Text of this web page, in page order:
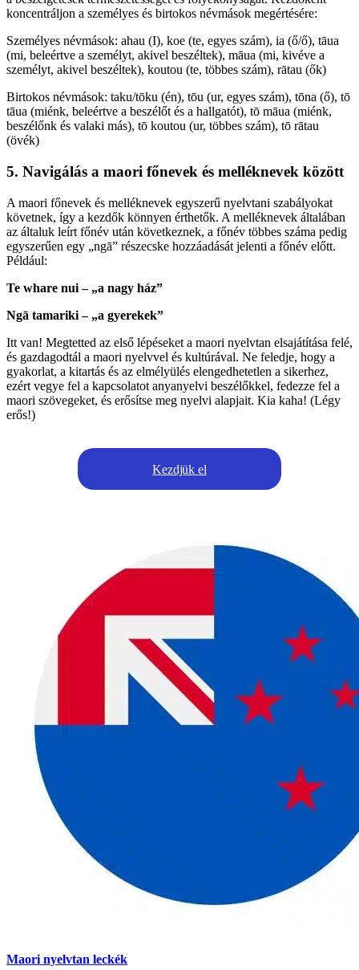
koncentráljon a személyes és birtokos névmások megértésére:
Személyes névmások: ahau (I), koe (te, egyes szám), ia (ő/ő), tāua
(mi, beleértve a személyt, akivel beszéltek), māua (mi, kivéve a
személyt, akivel beszéltek), koutou (te, többes szám), rātau (ők)
Birtokos névmások: taku/tōku (én), tōu (ur, egyes szám), tōna (ő), tō
tāua (miénk, beleértve a beszélőt és a hallgatót), tō māua (miénk,
beszélőnk és valaki más), tō koutou (ur, többes szám), tō rātau
(övék)
5. Navigálás a maori főnevek és melléknevek között
A maori főnevek és melléknevek egyszerű nyelvtani szabályokat
követnek, így a kezdők könnyen érthetők. A melléknevek általában
az általuk leírt főnév után következnek, a főnév többes száma pedig
egyszerűen egy „ngā” részecske hozzáadását jelenti a főnév előtt.
Például:
Te whare nui – „a nagy ház”
Ngā tamariki – „a gyerekek”
Itt van! Megtetted az első lépéseket a maori nyelvtan elsajátítása felé,
és gazdagodtál a maori nyelvvel és kultúrával. Ne feledje, hogy a
gyakorlat, a kitartás és az elmélyülés elengedhetetlen a sikerhez,
ezért vegye fel a kapcsolatot anyanyelvi beszélőkkel, fedezze fel a
maori szövegeket, és erősítse meg nyelvi alapjait. Kia kaha! (Légy
erős!)
Kezdjük el
Maori nyelvtan leckék